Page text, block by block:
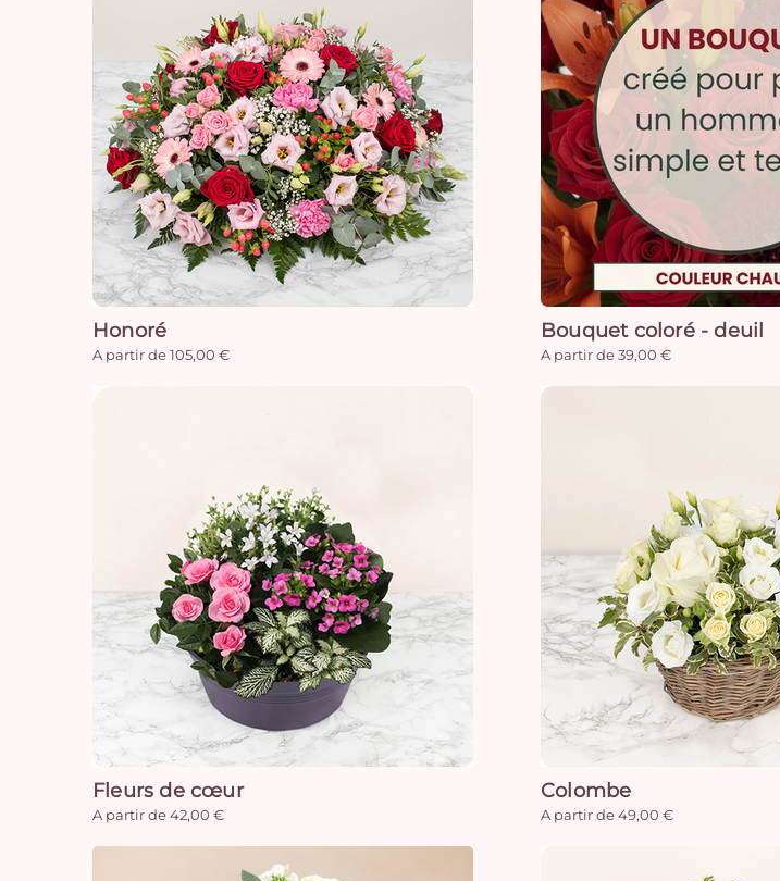
Honoré
A partir de 105,00 €
Bouquet coloré - deuil
A partir de 39,00 €
Fleurs de cœur
A partir de 42,00 €
Colombe
A partir de 49,00 €